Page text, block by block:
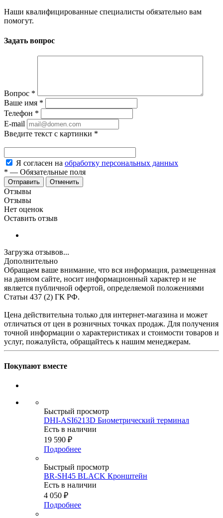
Наши квалифицированные специалисты обязательно вам
помогут.
Задать вопрос
Вопрос *
Ваше имя *
Телефон *
E-mail
Введите текст с картинки *
Я согласен на обработку персональных данных
* — Обязательные поля
Отменить
Отзывы
Отзывы
Нет оценок
Оставить отзыв
Загрузка отзывов...
Дополнительно
Обращаем ваше внимание, что вся информация, размещенная
на данном сайте, носит информационный характер и не
является публичной офертой, определяемой положениями
Статьи 437 (2) ГК РФ.
Цена действительна только для интернет-магазина и может
отличаться от цен в розничных точках продаж. Для получения
точной информации о характеристиках и стоимости товаров и
услуг, пожалуйста, обращайтесь к нашим менеджерам.
Покупают вместе
Быстрый просмотр
DHI-ASI6213D Биометрический терминал
Есть в наличии
19 590 ₽
Подробнее
Быстрый просмотр
BR-SH45 BLACK Кронштейн
Есть в наличии
4 050 ₽
Подробнее